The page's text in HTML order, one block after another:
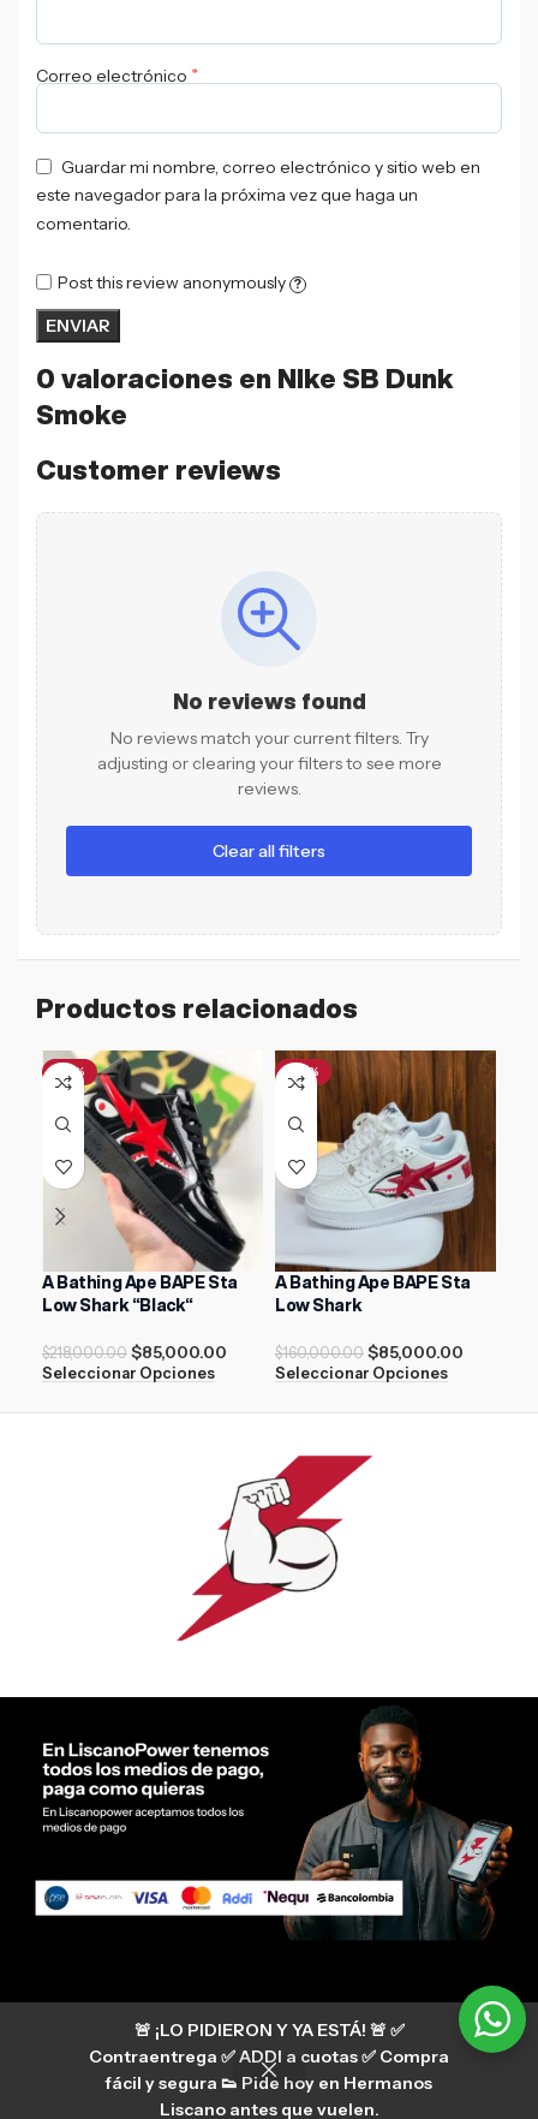
🚨 ¡LO PIDIERON Y YA ESTÁ! 🚨 ✅
Contraentrega ✅ ADDI a cuotas ✅ Compra
fácil y segura 👟 Pide hoy en Hermanos
Liscano antes que vuelen.
0 valoraciones en NIke SB Dunk
Smoke
Customer reviews
No reviews found
No reviews match your current filters. Try
adjusting or clearing your filters to see more
reviews.
Clear all filters
Correo electrónico *
Guardar mi nombre, correo electrónico y sitio web en
este navegador para la próxima vez que haga un
comentario.
Post this review anonymously ?
Productos relacionados
-61%
A Bathing Ape BAPE Sta
Low Shark “Black“
$218,000.00 $85,000.00
Seleccionar Opciones
-47%
A Bathing Ape BAPE Sta
Low Shark
$160,000.00 $85,000.00
Seleccionar Opciones
Si tienes algún tipo de duda, puedes consultar
nuestro centro de ayuda
hermanosliscano_10 Instagram
Aura
hermanosliscano Tik Tok